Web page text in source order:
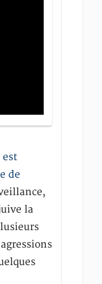
est
de
la